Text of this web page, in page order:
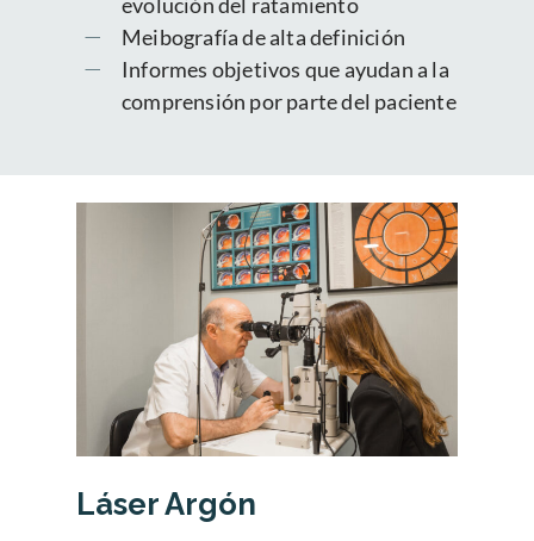
Meibografía de alta definición
Informes objetivos que ayudan a la
comprensión por parte del paciente
Láser Argón